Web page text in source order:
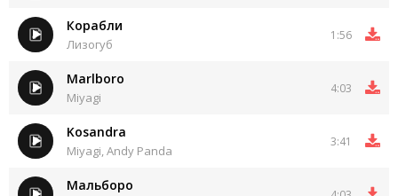
Корабли
Лизогуб
1:56
Marlboro
Miyagi
4:03
Kosandra
Miyagi, Andy Panda
3:41
Мальборо